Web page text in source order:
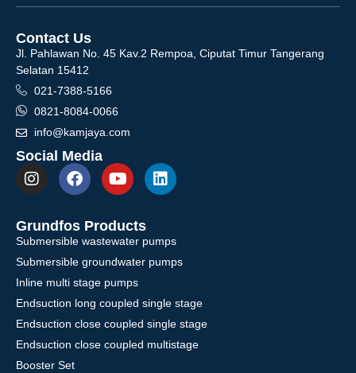
Contact Us
Jl. Pahlawan No. 45 Kav.2 Rempoa, Ciputat Timur Tangerang
Selatan 15412
021-7388-5166
0821-8084-0066
info@kamjaya.com
Social Media
Grundfos Products
Submersible wastewater pumps
Submersible groundwater pumps
Inline multi stage pumps
Endsuction long coupled single stage
Endsuction close coupled single stage
Endsuction close coupled multistage
Booster Set